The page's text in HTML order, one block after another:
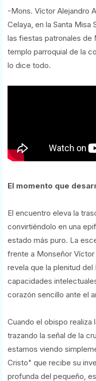
-Mons. Víctor Alejandro
Celaya, en la Santa
las fiestas patronales de
templo parroquial de la
lo dice todo.
El momento que
El encuentro eleva la
convirtiéndolo en una
estado más puro. La
frente a Monseñor
revela que la plenitud
capacidades
corazón sencillo ante el
Cuando el obispo realiza
trazando la señal de la
estamos viendo
Cristo" que recibe su
profunda del pequeño,